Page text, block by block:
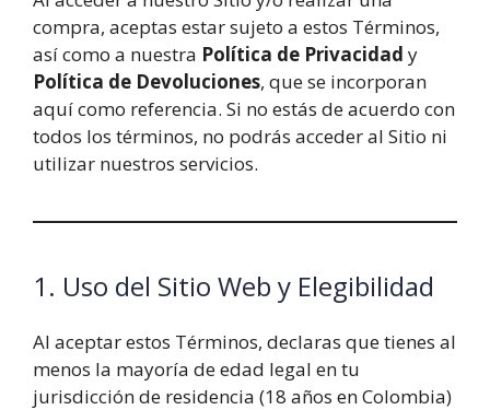
compra, aceptas estar sujeto a estos Términos,
así como a nuestra Política de Privacidad y
Política de Devoluciones, que se incorporan
aquí como referencia. Si no estás de acuerdo con
todos los términos, no podrás acceder al Sitio ni
utilizar nuestros servicios.
1. Uso del Sitio Web y Elegibilidad
Al aceptar estos Términos, declaras que tienes al
menos la mayoría de edad legal en tu
jurisdicción de residencia (18 años en Colombia)